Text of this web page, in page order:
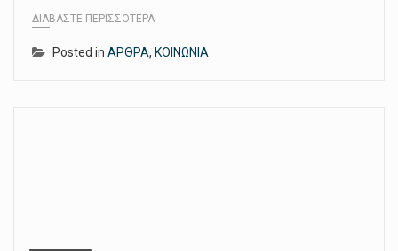
ΔΙΑΒΆΣΤΕ ΠΕΡΙΣΣΌΤΕΡΑ
Posted in ΑΡΘΡΑ, ΚΟΙΝΩΝΙΑ